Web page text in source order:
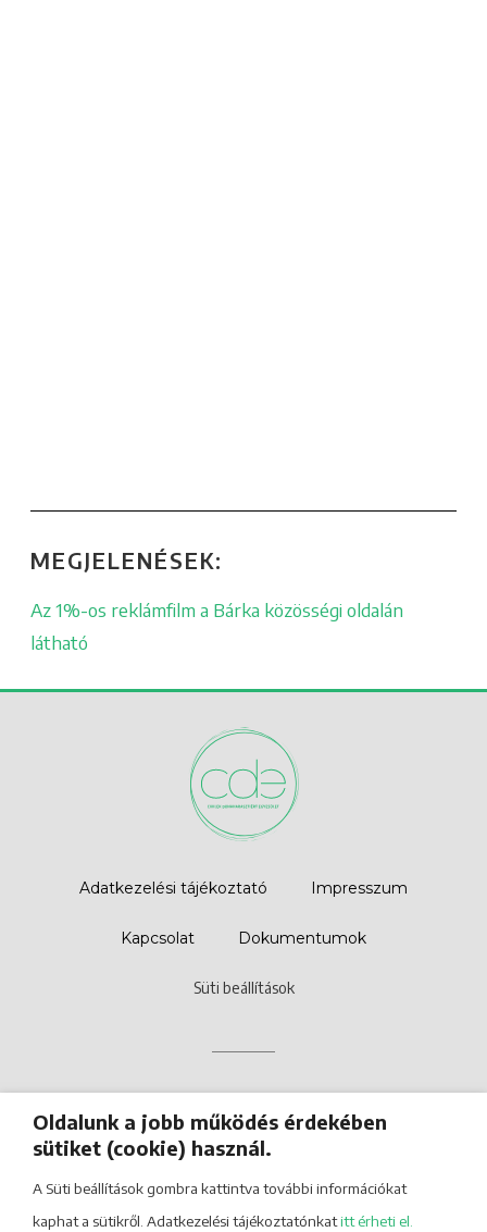
MEGJELENÉSEK:
Az 1%-os reklámfilm a Bárka közösségi oldalán
látható
Adatkezelési tájékoztató Impresszum
Kapcsolat Dokumentumok
Süti beállítások
támogatásával jött létre.
Oldalunk a jobb működés érdekében
sütiket (cookie) használ.
A Süti beállítások gombra kattintva további információkat
kaphat a sütikről. Adatkezelési tájékoztatónkatitt érheti el.